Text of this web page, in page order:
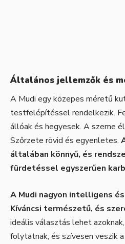
Általános jellemzők és
A Mudi egy közepes méretű
testfelépítéssel rendelkezik.
állóak és hegyesek. A szeme
Szőrzete rövid és egyenletes.
általában könnyű, és
fürdetéssel egyszerűen
A Mudi nagyon intelligens
Kíváncsi természetű, és
ideális választás lehet
folytatnak, és szívesen veszik